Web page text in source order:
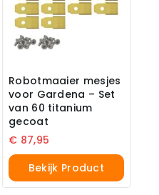
Robotmaaier mesjes
voor Gardena – Set
van 60 titanium
gecoat
€ 87,95
Bekijk Product